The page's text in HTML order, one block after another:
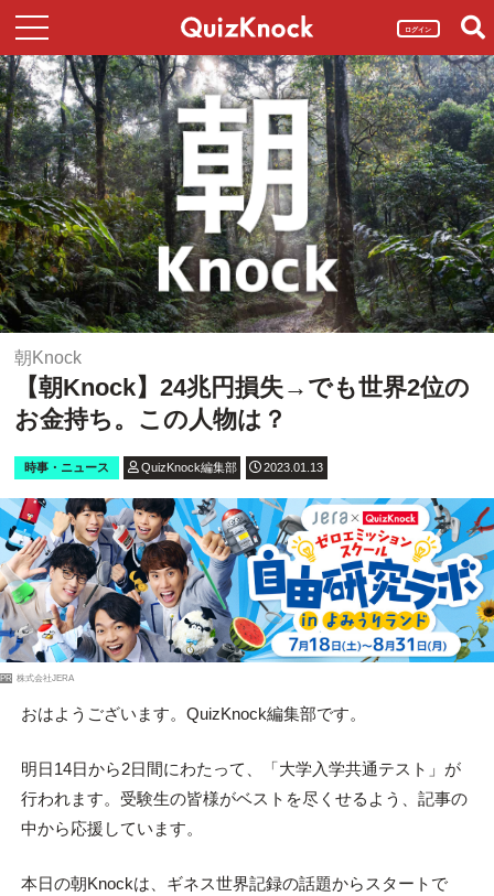
ログイン
朝Knock
【朝Knock】24兆円損失→でも世界2位の
お金持ち。この人物は？
時事・ニュース QuizKnock編集部 2023.01.13
PR 株式会社JERA
おはようございます。QuizKnock編集部です。
明日14日から2日間にわたって、「大学入学共通テスト」が
行われます。受験生の皆様がベストを尽くせるよう、記事の
中から応援しています。
本日の朝Knockは、ギネス世界記録の話題からスタートで